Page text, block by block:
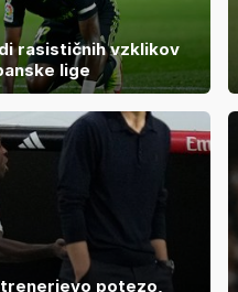
rasističnih vzklikov
lige
potezo,